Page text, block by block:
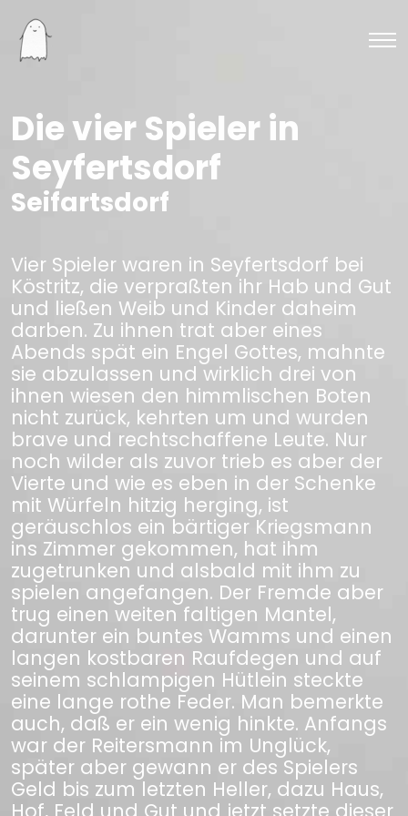
Die vier Spieler in
Seyfertsdorf
Seifartsdorf
Vier Spieler waren in Seyfertsdorf bei
Köstritz, die verpraßten ihr Hab und Gut
und ließen Weib und Kinder daheim
darben. Zu ihnen trat aber eines
Abends spät ein Engel Gottes, mahnte
sie abzulassen und wirklich drei von
ihnen wiesen den himmlischen Boten
nicht zurück, kehrten um und wurden
brave und rechtschaffene Leute. Nur
noch wilder als zuvor trieb es aber der
Vierte und wie es eben in der Schenke
mit Würfeln hitzig herging, ist
geräuschlos ein bärtiger Kriegsmann
ins Zimmer gekommen, hat ihm
zugetrunken und alsbald mit ihm zu
spielen angefangen. Der Fremde aber
trug einen weiten faltigen Mantel,
darunter ein buntes Wamms und einen
langen kostbaren Raufdegen und auf
seinem schlampigen Hütlein steckte
eine lange rothe Feder. Man bemerkte
auch, daß er ein wenig hinkte. Anfangs
war der Reitersmann im Unglück,
später aber gewann er des Spielers
Geld bis zum letzten Heller, dazu Haus,